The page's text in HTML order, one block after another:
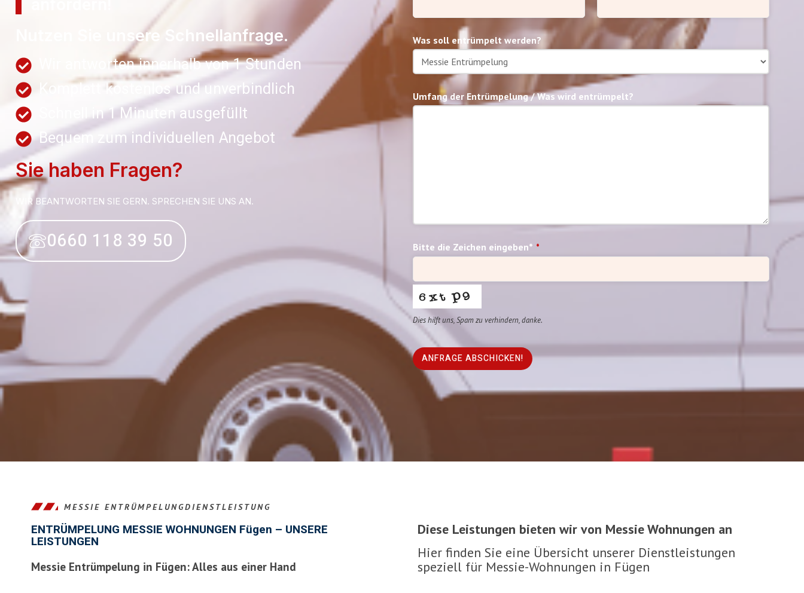
Nutzen Sie unsere Schnellanfrage.
Wir antworten innerhalb von 1 Stunden
Komplett kostenlos und unverbindlich
Schnell in 1 Minuten ausgefüllt
Bequem zum individuellen Angebot
Sie haben Fragen?
WIR BEANTWORTEN SIE GERN. SPRECHEN SIE UNS AN.
0660 118 39 50
Was soll entrümpelt werden?
Umfang der Entrümpelung / Was wird entrümpelt?
Bitte die Zeichen eingeben* *
Dies hilft uns, Spam zu verhindern, danke.
ANFRAGE ABSCHICKEN!
This
MESSIE ENTRÜMPELUNGDIENSTLEISTUNG
ENTRÜMPELUNG MESSIE WOHNUNGEN Fügen – UNSERE
LEISTUNGEN
Messie Entrümpelung in Fügen: Alles aus einer Hand
Diese Leistungen bieten wir von Messie Wohnungen an
Hier finden Sie eine Übersicht unserer Dienstleistungen
speziell für Messie-Wohnungen in Fügen